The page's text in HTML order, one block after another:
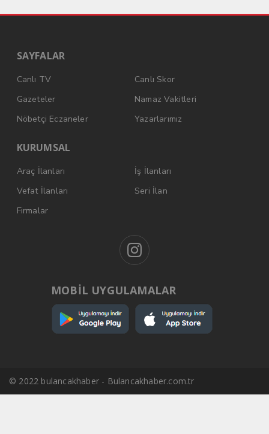
SAYFALAR
Canlı TV
Canlı Skor
Gazeteler
Namaz Vakitleri
Nöbetçi Eczaneler
Yazarlarımız
KURUMSAL
Araç İlanları
İş İlanları
Vefat İlanları
Seri İlan
Firmalar
MOBİL UYGULAMALAR
© 2022 bulancakhaber - Bulancakhaber.com.tr